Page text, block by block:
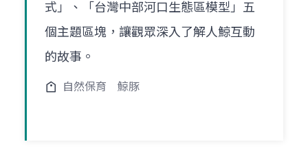
式」、「台灣中部河口生態區模型」五
個主題區塊，讓觀眾深入了解人鯨互動
的故事。
自然保育 鯨豚